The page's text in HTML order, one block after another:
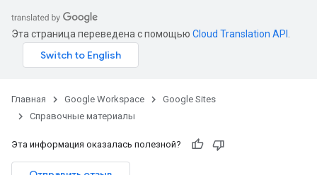
Эта страница переведена с помощью Cloud Translation API
Главная Google Workspace
Google Sites
Справочные материалы
Эта информация оказалась полезной?